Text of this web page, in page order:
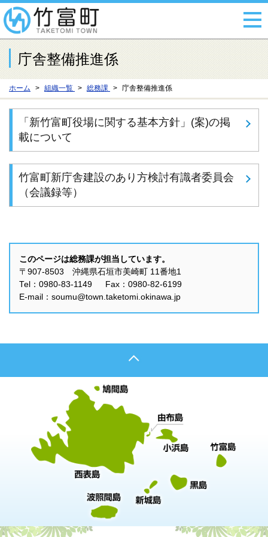
庁舎整備推進係
ホーム 組織一覧 総務課 庁舎整備推進係
「新竹富町役場に関する基本方針」(案)の掲
載について
竹富町新庁舎建設のあり方検討有識者委員会
（会議録等）
このページは総務課が担当しています。
〒907-8503 沖縄県石垣市美崎町 11番地1
Tel：0980-83-1149 Fax：0980-82-6199
E-mail：soumu@town.taketomi.okinawa.jp